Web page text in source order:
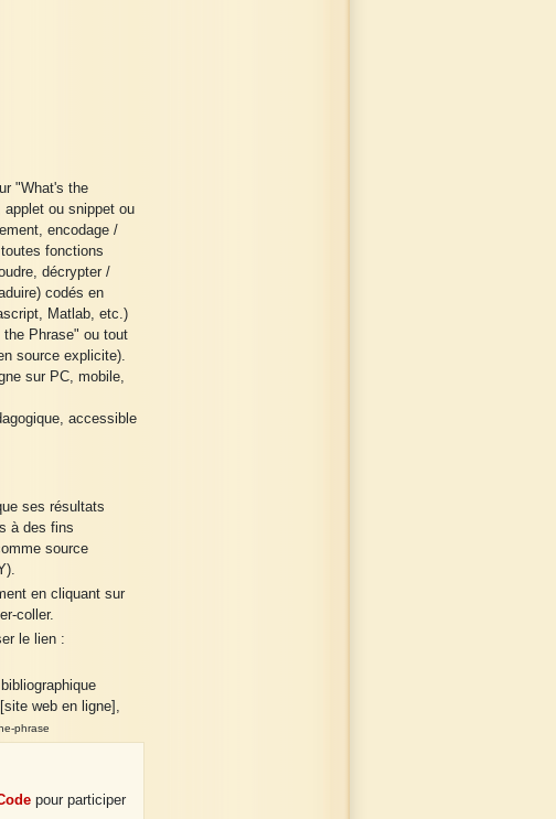
"What's the
applet ou snippet ou
encodage /
fonctions
décrypter /
codés en
Matlab, etc.)
Phrase" ou tout
source explicite).
sur PC, mobile,
accessible
ses résultats
à des fins
source
en cliquant sur
coller.
le lien :
web en ligne],
phrase
pour participer